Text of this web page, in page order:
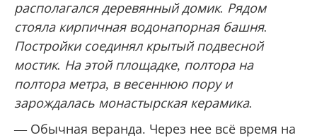
располагался деревянный домик. Рядом
стояла кирпичная водонапорная башня.
Постройки соединял крытый подвесной
мостик. На этой площадке, полтора на
полтора метра, в весеннюю пору и
зарождалась монастырская керамика.
— Обычная веранда. Через нее всё время на